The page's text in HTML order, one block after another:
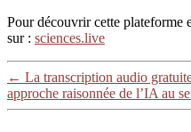
Pour découvrir cette plateforme
sur : sciences.live
← La transcription audio
approche raisonnée de l’IA au